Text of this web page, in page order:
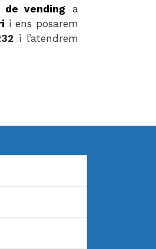
de vending a
i ens posarem
i l’atendrem